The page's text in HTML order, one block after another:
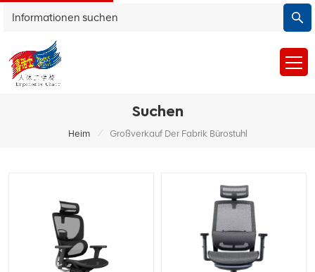
Suchen
Heim / Großverkauf Der Fabrik Bürostuhl